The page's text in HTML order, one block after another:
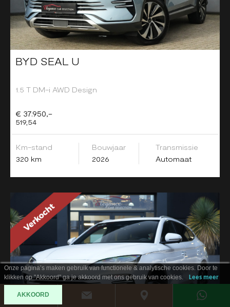
BYD SEAL U
1.5 T DM-i AWD Design
€ 37.950,-
519,54
Km-stand
320 km
Bouwjaar
2026
Transmissie
Automaat
Onze pagina’s maken gebruik van functionele & analytische cookies. Door te
klikken op "Akkoord" ga je akkoord met ons gebruik van cookies.
Lees meer
AKKOORD